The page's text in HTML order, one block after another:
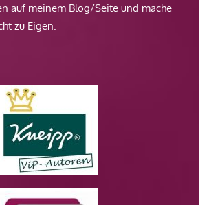
auf meinem Blog/Seite und mache
zu Eigen.